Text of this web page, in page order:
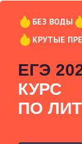
БЕЗ ВОДЫ
КРУТЫЕ
ЕГЭ
КУРС
ПО